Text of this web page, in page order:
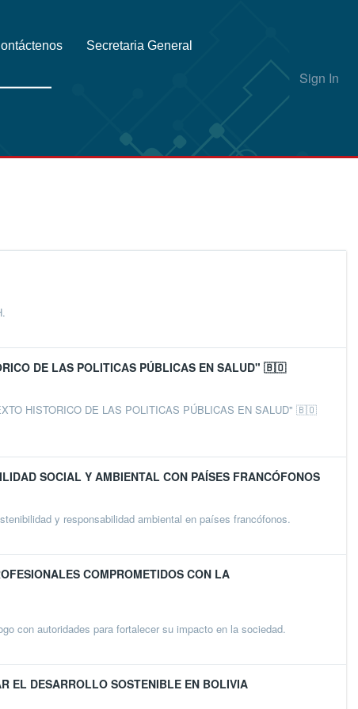
Sign In
Secretaria General
DE LAS POLITICAS PÚBLICAS EN SALUD" 🇧🇴
HISTORICO DE LAS POLITICAS PÚBLICAS EN SALUD" 🇧🇴
SOCIAL Y AMBIENTAL CON PAÍSES FRANCÓFONOS
y responsabilidad ambiental en países francófonos.
COMPROMETIDOS CON LA
con autoridades para fortalecer su impacto en la sociedad.
EL DESARROLLO SOSTENIBLE EN BOLIVIA